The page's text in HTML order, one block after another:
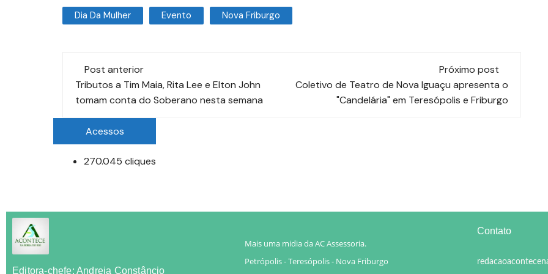
Dia Da Mulher Evento Nova Friburgo
Post anterior
Tributos a Tim Maia, Rita Lee e Elton John
tomam conta do Soberano nesta semana
Próximo post
Coletivo de Teatro de Nova Iguaçu apresenta o
"Candelária" em Teresópolis e Friburgo
Acessos
270.045 cliques
Editora-chefe: Andreia Constâncio
Mais uma midia da AC Assessoria.
Petrópolis - Teresópolis - Nova Friburgo
Contato